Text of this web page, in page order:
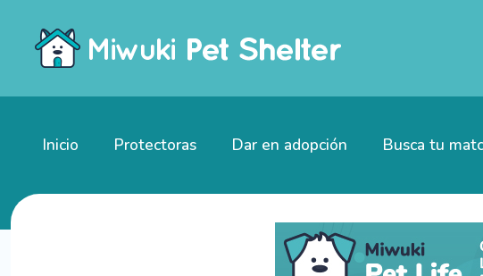
Inicio Protectoras Dar en adopción Busca tu